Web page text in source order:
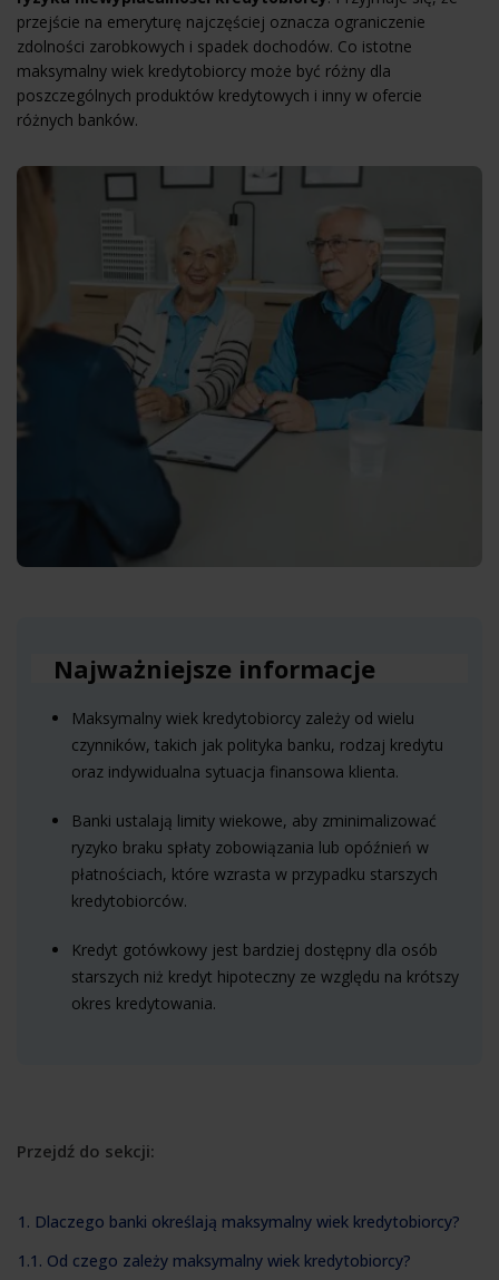
przejście na emeryturę najczęściej oznacza ograniczenie
zdolności zarobkowych i spadek dochodów. Co istotne
maksymalny wiek kredytobiorcy może być różny dla
poszczególnych produktów kredytowych i inny w ofercie
różnych banków.
Najważniejsze informacje
Maksymalny wiek kredytobiorcy zależy od wielu
czynników, takich jak polityka banku, rodzaj kredytu
oraz indywidualna sytuacja finansowa klienta.
Banki ustalają limity wiekowe, aby zminimalizować
ryzyko braku spłaty zobowiązania lub opóźnień w
płatnościach, które wzrasta w przypadku starszych
kredytobiorców.
Kredyt gotówkowy jest bardziej dostępny dla osób
starszych niż kredyt hipoteczny ze względu na krótszy
okres kredytowania.
Przejdź do sekcji:
1. Dlaczego banki określają maksymalny wiek kredytobiorcy?
1.1. Od czego zależy maksymalny wiek kredytobiorcy?